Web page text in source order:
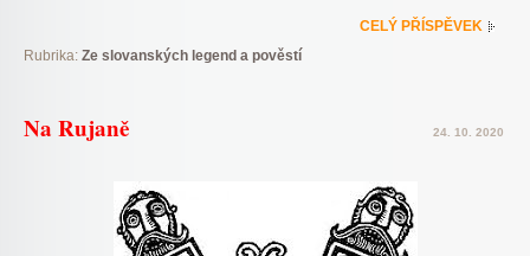
CELÝ PŘÍSPĚVEK
Rubrika: Ze slovanských legend a pověstí
Na Rujaně 24. 10. 2020